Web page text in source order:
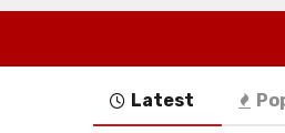
Latest